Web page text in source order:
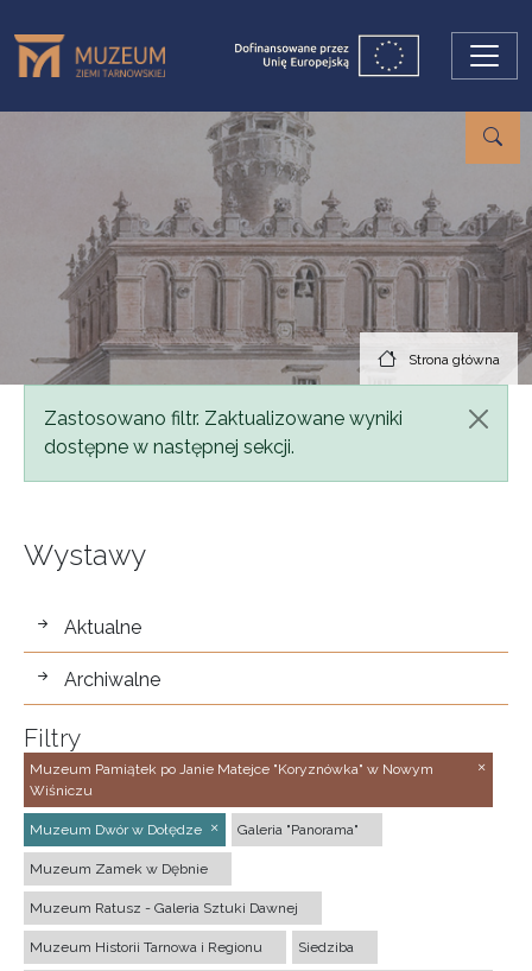
Strona główna
Komunikat
Zastosowano filtr. Zaktualizowane wyniki
dostępne w następnej sekcji.
Wystawy
wystawy
Aktualne
Archiwalne
Filtry
Muzeum Pamiątek po Janie Matejce "Koryznówka" w Nowym
Wiśniczu
Muzeum Dwór w Dołędze Galeria "Panorama"
Muzeum Zamek w Dębnie
Muzeum Ratusz - Galeria Sztuki Dawnej
Muzeum Historii Tarnowa i Regionu Siedziba